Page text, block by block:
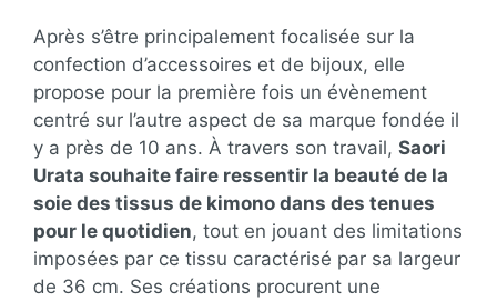
Après s’être principalement focalisée sur la
confection d’accessoires et de bijoux, elle
propose pour la première fois un évènement
centré sur l’autre aspect de sa marque fondée il
y a près de 10 ans. À travers son travail, Saori
Urata souhaite faire ressentir la beauté de la
soie des tissus de kimono dans des tenues
pour le quotidien, tout en jouant des limitations
imposées par ce tissu caractérisé par sa largeur
de 36 cm. Ses créations procurent une